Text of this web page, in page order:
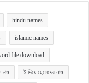
hindu names
islamic names
file download
নাম ই দিয়ে ছেলেদের নাম